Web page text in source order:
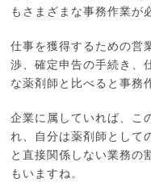
もさまざまな事務作業が
仕事を獲得するための営
渉、確定申告の手続き、
な薬剤師と比べると事務
企業に属していれば、こ
れ、自分は薬剤師として
と直接関係しない業務の
もいますね。